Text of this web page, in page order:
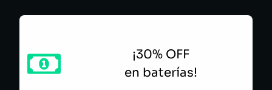
¡30% OFF
en baterías!